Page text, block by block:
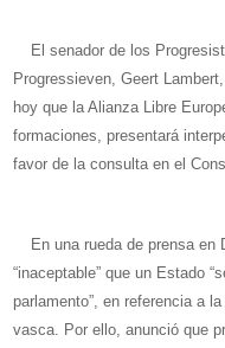
El senador de los
Progressieven, Geert
hoy que la Alianza Libre
formaciones, presentará
favor de la consulta en el
En una rueda de prensa en
“inaceptable” que un Estado
parlamento”, en referencia a
vasca. Por ello, anunció que